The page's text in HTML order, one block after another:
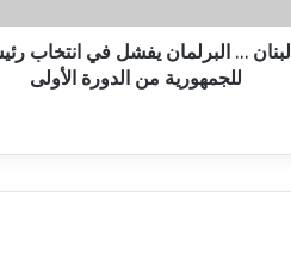
لبنان … البرلمان يفشل في انتخاب
للجمهورية من الدورة الأولى